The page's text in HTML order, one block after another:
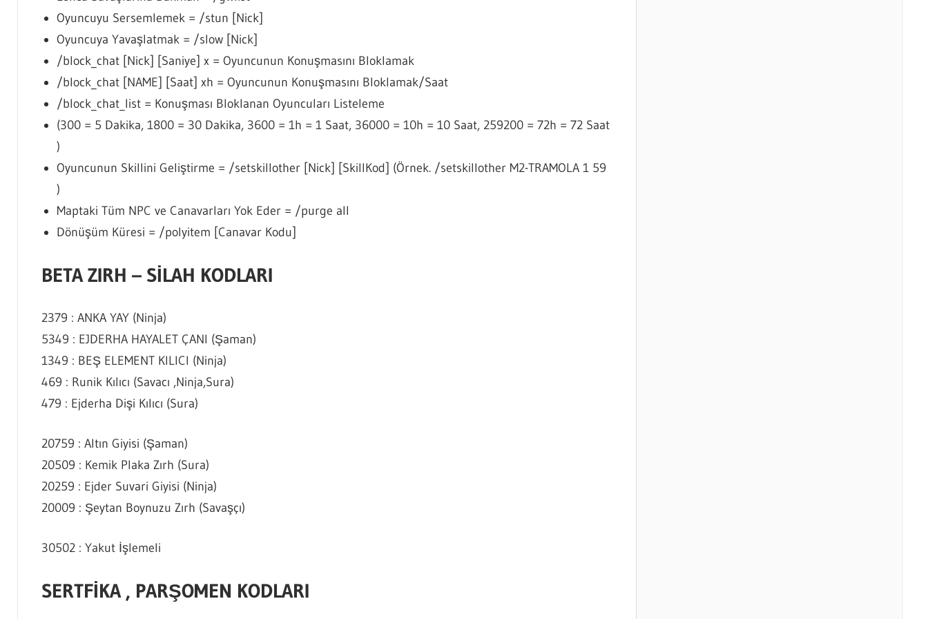
Oyuncuyu Sersemlemek = /stun [Nick]
Oyuncuya Yavaşlatmak = /slow [Nick]
/block_chat [Nick] [Saniye] x = Oyuncunun Konuşmasını Bloklamak
/block_chat [NAME] [Saat] xh = Oyuncunun Konuşmasını Bloklamak/Saat
/block_chat_list = Konuşması Bloklanan Oyuncuları Listeleme
(300 = 5 Dakika, 1800 = 30 Dakika, 3600 = 1h = 1 Saat, 36000 = 10h = 10 Saat, 259200 = 72h = 72 Saat
)
Oyuncunun Skillini Geliştirme = /setskillother [Nick] [SkillKod] (Örnek. /setskillother M2-TRAMOLA 1 59
)
Maptaki Tüm NPC ve Canavarları Yok Eder = /purge all
Dönüşüm Küresi = /polyitem [Canavar Kodu]
BETA ZIRH – SİLAH KODLARI
2379 : ANKA YAY (Ninja)
5349 : EJDERHA HAYALET ÇANI (Şaman)
1349 : BEŞ ELEMENT KILICI (Ninja)
469 : Runik Kılıcı (Savacı ,Ninja,Sura)
479 : Ejderha Dişi Kılıcı (Sura)
20759 : Altın Giyisi (Şaman)
20509 : Kemik Plaka Zırh (Sura)
20259 : Ejder Suvari Giyisi (Ninja)
20009 : Şeytan Boynuzu Zırh (Savaşçı)
30502 : Yakut İşlemeli
SERTFİKA , PARŞOMEN KODLARI